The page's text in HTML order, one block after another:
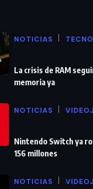
NOTICIAS
La crisis de RAM
memoria ya
NOTICIAS
Nintendo Switch ya
156 millones
NOTICIAS